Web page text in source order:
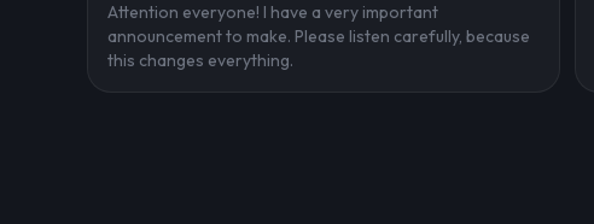
Attention everyone! I have a very important
announcement to make. Please listen carefully, because
this changes everything.